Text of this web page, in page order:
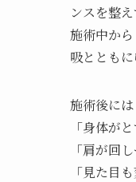
ンスを整え
施術中か
吸とともに
施術後には
「身体が
「肩が回
「見た目